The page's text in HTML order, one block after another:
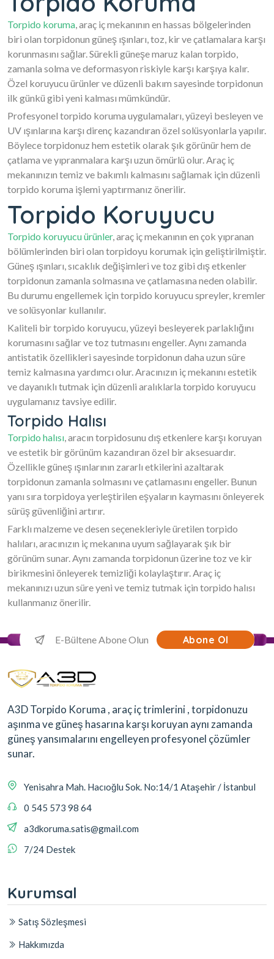
Torpido koruma, araç iç mekanının en hassas bölgelerinden
biri olan torpidonun güneş ışınları, toz, kir ve çatlamalara karşı
korunmasını sağlar. Sürekli güneşe maruz kalan torpido,
zamanla solma ve deformasyon riskiyle karşı karşıya kalır.
Özel koruyucu ürünler ve düzenli bakım sayesinde torpidonun
ilk günkü gibi yeni kalması mümkündür.
Profesyonel torpido koruma uygulamaları, yüzeyi besleyen ve
UV ışınlarına karşı direnç kazandıran özel solüsyonlarla yapılır.
Böylece torpidonuz hem estetik olarak şık görünür hem de
çatlama ve yıpranmalara karşı uzun ömürlü olur. Araç iç
mekanınızın temiz ve bakımlı kalmasını sağlamak için düzenli
torpido koruma işlemi yaptırmanız önerilir.
Torpido Koruyucu
Torpido koruyucu ürünler, araç iç mekanının en çok yıpranan
bölümlerinden biri olan torpidoyu korumak için geliştirilmiştir.
Güneş ışınları, sıcaklık değişimleri ve toz gibi dış etkenler
torpidonun zamanla solmasına ve çatlamasına neden olabilir.
Bu durumu engellemek için torpido koruyucu spreyler, kremler
ve solüsyonlar kullanılır.
Kaliteli bir torpido koruyucu, yüzeyi besleyerek parlaklığını
korumasını sağlar ve toz tutmasını engeller. Aynı zamanda
antistatik özellikleri sayesinde torpidonun daha uzun süre
temiz kalmasına yardımcı olur. Aracınızın iç mekanını estetik
ve dayanıklı tutmak için düzenli aralıklarla torpido koruyucu
uygulamanız tavsiye edilir.
Torpido Halısı
Torpido halısı, aracın torpidosunu dış etkenlere karşı koruyan
ve estetik bir görünüm kazandıran özel bir aksesuardır.
Özellikle güneş ışınlarının zararlı etkilerini azaltarak
torpidonun zamanla solmasını ve çatlamasını engeller. Bunun
yanı sıra torpidoya yerleştirilen eşyaların kaymasını önleyerek
sürüş güvenliğini artırır.
Farklı malzeme ve desen seçenekleriyle üretilen torpido
halıları, aracınızın iç mekanına uyum sağlayarak şık bir
görünüm sunar. Aynı zamanda torpidonun üzerine toz ve kir
birikmesini önleyerek temizliği kolaylaştırır. Araç iç
mekanınızı uzun süre yeni ve temiz tutmak için torpido halısı
kullanmanız önerilir.
Abone Ol
A3D Torpido Koruma , araç iç trimlerini , torpidonuzu
aşınma ve güneş hasarına karşı koruyan aynı zamanda
güneş yansımalarını engelleyen profesyonel çözümler
sunar.
Yenisahra Mah. Hacıoğlu Sok. No:14/1 Ataşehir / İstanbul
0 545 573 98 64
a3dkoruma.satis@gmail.com
7/24 Destek
Kurumsal
Satış Sözleşmesi
Hakkımızda